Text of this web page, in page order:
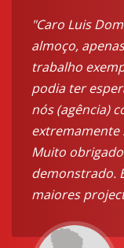
"Caro Luis
almoço,
trabalho
podia ter
nós (agência)
extremamente
Muito
demonstrado.
maiores